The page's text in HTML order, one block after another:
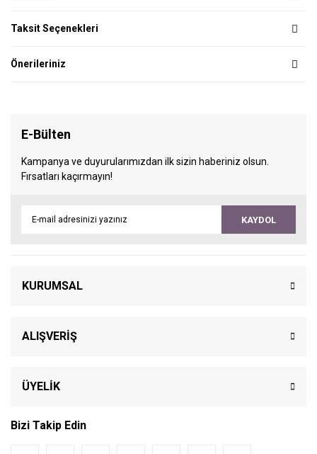
Taksit Seçenekleri
Önerileriniz
E-Bülten
Kampanya ve duyurularımızdan ilk sizin haberiniz olsun.
Fırsatları kaçırmayın!
KAYDOL
KURUMSAL
ALIŞVERİŞ
ÜYELİK
Bizi Takip Edin